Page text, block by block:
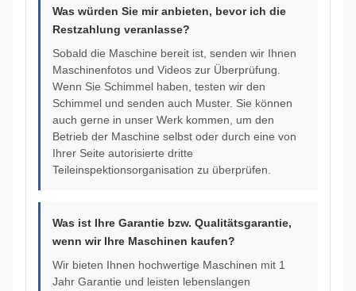
Was würden Sie mir anbieten, bevor ich die
Restzahlung veranlasse?
Sobald die Maschine bereit ist, senden wir Ihnen
Maschinenfotos und Videos zur Überprüfung.
Wenn Sie Schimmel haben, testen wir den
Schimmel und senden auch Muster. Sie können
auch gerne in unser Werk kommen, um den
Betrieb der Maschine selbst oder durch eine von
Ihrer Seite autorisierte dritte
Teileinspektionsorganisation zu überprüfen.
Was ist Ihre Garantie bzw. Qualitätsgarantie,
wenn wir Ihre Maschinen kaufen?
Wir bieten Ihnen hochwertige Maschinen mit 1
Jahr Garantie und leisten lebenslangen